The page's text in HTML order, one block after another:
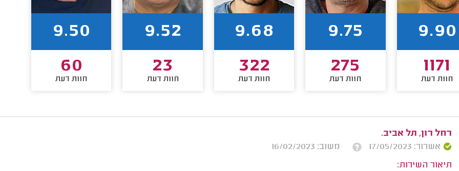
9.90
1171
חוות דעת
9.75
275
חוות דעת
9.68
322
חוות דעת
9.52
23
חוות דעת
9.50
60
חוות דעת
רחל רון, תל אביב.
אשרור: 17/05/2023
משוב: 16/02/2023
תיאור השירות: